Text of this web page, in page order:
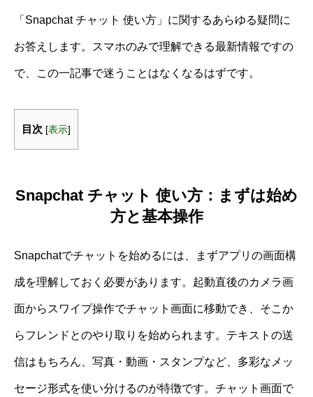
「Snapchat チャット 使い方」に関するあらゆる疑問に
お答えします。スマホのみで理解できる最新情報ですの
で、この一記事で迷うことはなくなるはずです。
目次 [表示]
Snapchat チャット 使い方：まずは始め
方と基本操作
Snapchatでチャットを始めるには、まずアプリの画面構
成を理解しておく必要があります。起動直後のカメラ画
面からスワイプ操作でチャット画面に移動でき、そこか
らフレンドとのやり取りを始められます。テキストの送
信はもちろん、写真・動画・スタンプなど、多彩なメッ
セージ形式を使い分けるのが特徴です。チャット画面で